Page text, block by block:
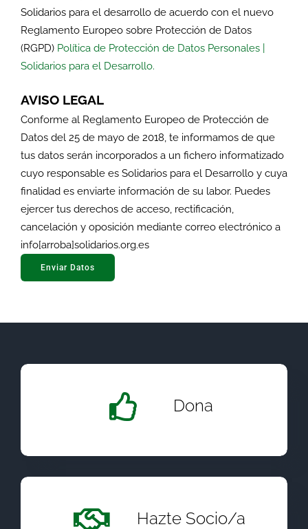
Solidarios para el desarrollo de acuerdo con el nuevo
Reglamento Europeo sobre Protección de Datos
(RGPD) Política de Protección de Datos Personales |
Solidarios para el Desarrollo.
AVISO LEGAL
Conforme al Reglamento Europeo de Protección de
Datos del 25 de mayo de 2018, te informamos de que
tus datos serán incorporados a un fichero informatizado
cuyo responsable es Solidarios para el Desarrollo y cuya
finalidad es enviarte información de su labor. Puedes
ejercer tus derechos de acceso, rectificación,
cancelación y oposición mediante correo electrónico a
info[arroba]solidarios.org.es
Enviar Datos
Dona
Hazte Socio/a